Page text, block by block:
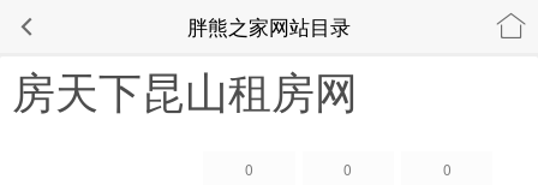
胖熊之家网站目录
房天下昆山租房网
0 0 0